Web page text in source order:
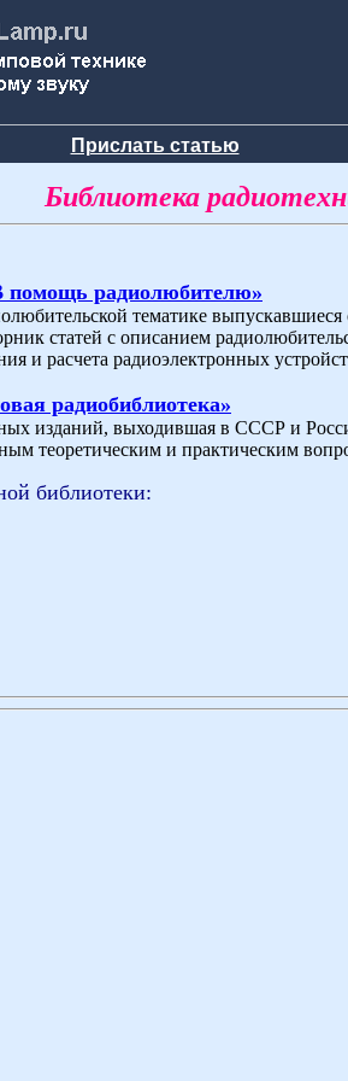
Прислать статью
Библиотека
радиолюбителю»
тематике
статей с описанием
и расчета радиоэлектронных
радиобиблиотека»
изданий, выходившая в СССР и
теоретическим и практическим
библиотеки: